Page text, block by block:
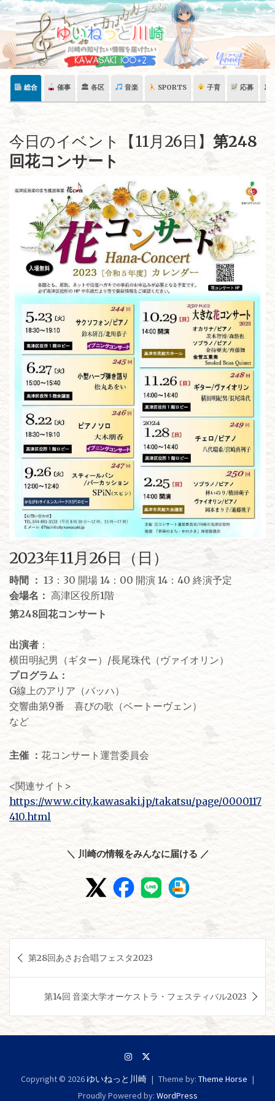
Skip
content
総合 催事 🏛 各区 音楽 SPORTS 子育 応募 🏛
今日のイベント【11月26日】 第248
回花コンサート
2023年11月26日（日）
時間 ： 13：30 開場 14：00 開演 14：40 終演予定
会場名： 高津区役所1階
第248回花コンサート
出演者 ：
横田明紀男（ギター）/長尾珠代（ヴァイオリン）
プログラム：
G線上のアリア（バッハ）
交響曲第9番 喜びの歌（ベートーヴェン）
など
主催 ： 花コンサート運営委員会
<関連サイト>
https://www.city.kawasaki.jp/takatsu/page/0000117
410.html
＼ 川崎の情報をみんなに届ける ／
稿
ョ
第28回あさお合唱フェスタ2023
第14回 音楽大学オーケストラ・フェスティバル2023
Copyright © 2026 ゆいねっと川崎 Theme by: Theme Horse
Proudly Powered by: WordPress